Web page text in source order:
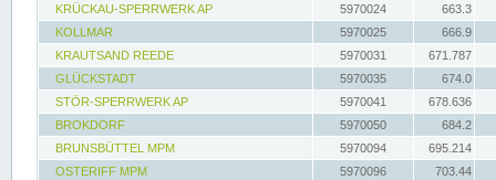
KRÜCKAU-SPERRWERK AP
5970024
663.3
KOLLMAR
5970025
666.9
KRAUTSAND REEDE
5970031
671.787
GLÜCKSTADT
5970035
674.0
STÖR-SPERRWERK AP
5970041
678.636
BROKDORF
5970050
684.2
BRUNSBÜTTEL MPM
5970094
695.214
OSTERIFF MPM
5970096
703.44